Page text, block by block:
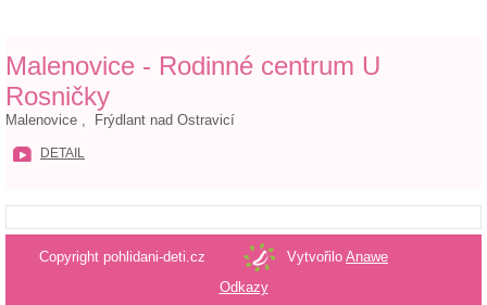
Malenovice - Rodinné centrum U
Rosničky
Malenovice , Frýdlant nad Ostravicí
DETAIL
Copyright pohlidani-deti.cz Vytvořilo Anawe
Odkazy